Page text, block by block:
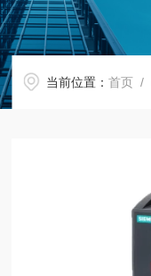
当前位置：首页 /